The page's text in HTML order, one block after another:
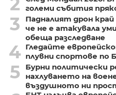
големи събития
3
Падналият дрон
че не е атакувала
обеща разследване
4 Гледайте
плувни спортове по
5
Бурни политически
нахлуването на
въздушното ни